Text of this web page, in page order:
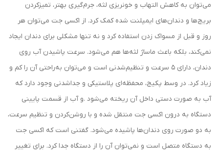
می‌توان به کاهش التهاب و خونریزی لثه، جرم‌گیری بهتر، تمیزکردن
بریج‌ها و دندان‌های ایمپلنت‌ شده کمک کرد. از اکسی جت می‌توان هر
روز و قبل از مسواک‌ زدن استفاده کرد و نه‌ تنها مشکلی برای دندان ایجاد
نمی‌کند، بلکه باعث ماساژ لثه‌ها هم می‌شود. سرعت پاشیدن آب روی
دندان، دارای 5 سرعت و تنظیم‌شدنی است و می‌توان به‌راحتی آن را کم و
زیاد کرد. در وسط پکیج، محفظه‌‌ای پلاستیکی و جداشدنی وجود دارد که
آب به صورت دستی داخل آن ریخته می‌شود .و آب از قسمت پایینی
دستگاه به درون اکسی جت منتقل شده و با روشن‌کردن و تنظیم سرعت،
به دو صورت روی دندان‌ها پاشیده می‌شود. گفتنی است که اکسی جت
به دستگاه متصل است و نمی‌توان آن ‌را از دستگاه جدا کرد. برای تغییر